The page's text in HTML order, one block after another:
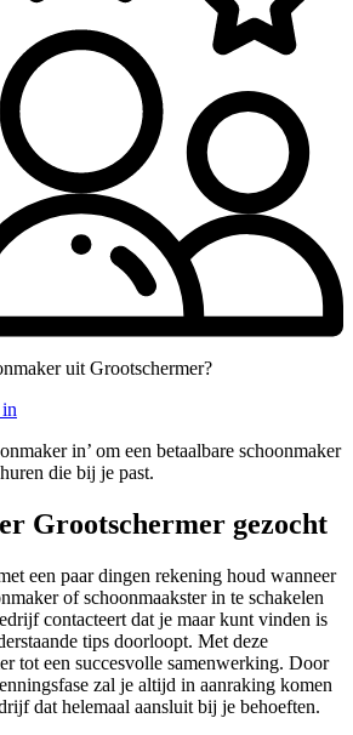
uit Grootschermer?
in’ om een betaalbare schoonmaker
die bij je past.
Grootschermer gezocht
een paar dingen rekening houd wanneer
of schoonmaakster in te schakelen
contacteert dat je maar kunt vinden is
tips doorloopt. Met deze
tot een succesvolle samenwerking. Door
zal je altijd in aanraking komen
dat helemaal aansluit bij je behoeften.